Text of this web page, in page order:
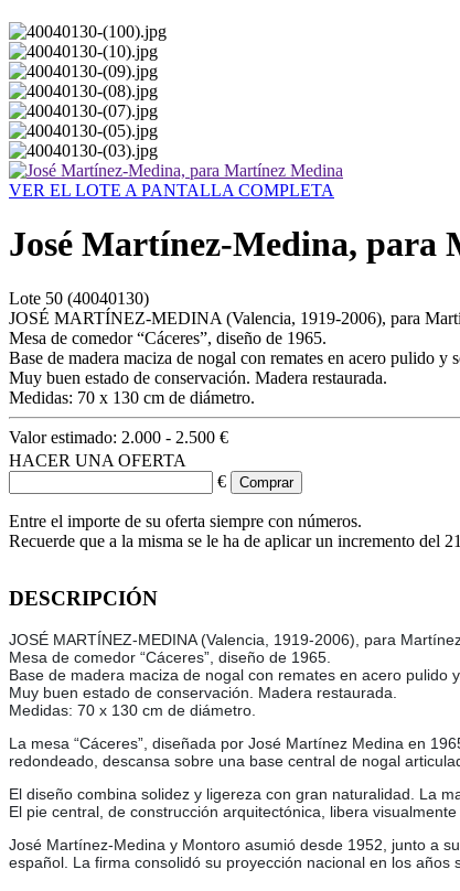
VER EL LOTE A PANTALLA COMPLETA
José Martínez-Medina, para
Lote 50 (40040130)
JOSÉ MARTÍNEZ-MEDINA (Valencia, 1919-2006), para
Mesa de comedor “Cáceres”, diseño de 1965.
Base de madera maciza de nogal con remates en acero pulido y
Muy buen estado de conservación. Madera restaurada.
Medidas: 70 x 130 cm de diámetro.
Valor estimado: 2.000 - 2.500 €
HACER UNA OFERTA
€
Entre el importe de su oferta siempre con números.
Recuerde que a la misma se le ha de aplicar un incremento del
DESCRIPCIÓN
JOSÉ MARTÍNEZ-MEDINA (Valencia, 1919-2006), para
Mesa de comedor “Cáceres”, diseño de 1965.
Base de madera maciza de nogal con remates en acero pulido
Muy buen estado de conservación. Madera restaurada.
Medidas: 70 x 130 cm de diámetro.
La mesa “Cáceres”, diseñada por José Martínez Medina en
redondeado, descansa sobre una base central de nogal
El diseño combina solidez y ligereza con gran naturalidad. La
El pie central, de construcción arquitectónica, libera
José Martínez-Medina y Montoro asumió desde 1952, junto a
español. La firma consolidó su proyección nacional en los